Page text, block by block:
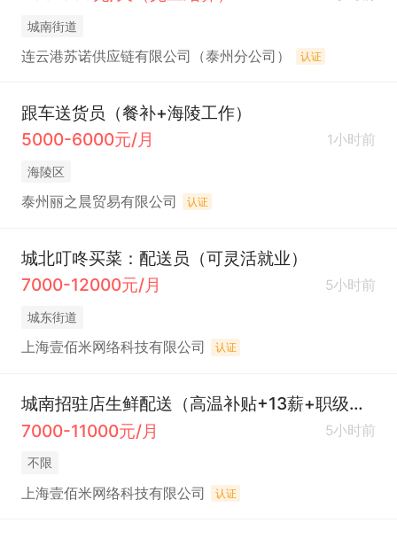
城南街道
连云港苏诺供应链有限公司（泰州分公司） 认证
跟车送货员（餐补+海陵工作）
5000-6000元/月
1小时前
海陵区
泰州丽之晨贸易有限公司 认证
城北叮咚买菜：配送员（可灵活就业）
7000-12000元/月
5小时前
城东街道
上海壹佰米网络科技有限公司 认证
城南招驻店生鲜配送（高温补贴+13薪+职级奖）
7000-11000元/月
5小时前
不限
上海壹佰米网络科技有限公司 认证